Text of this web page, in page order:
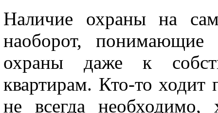
Наличие охраны на
наоборот, понимающие
охраны даже к
квартирам. Кто-то ходит
не всегда